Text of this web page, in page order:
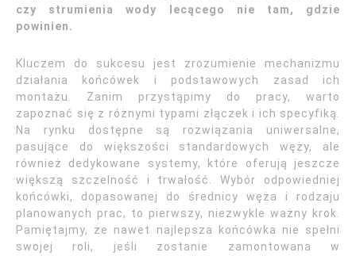
czy strumienia wody lecącego nie tam, gdzie
powinien.
Kluczem do sukcesu jest zrozumienie mechanizmu
działania końcówek i podstawowych zasad ich
montażu. Zanim przystąpimy do pracy, warto
zapoznać się z różnymi typami złączek i ich specyfiką.
Na rynku dostępne są rozwiązania uniwersalne,
pasujące do większości standardowych węży, ale
również dedykowane systemy, które oferują jeszcze
większą szczelność i trwałość. Wybór odpowiedniej
końcówki, dopasowanej do średnicy węża i rodzaju
planowanych prac, to pierwszy, niezwykle ważny krok.
Pamiętajmy, że nawet najlepsza końcówka nie spełni
swojej roli, jeśli zostanie zamontowana w